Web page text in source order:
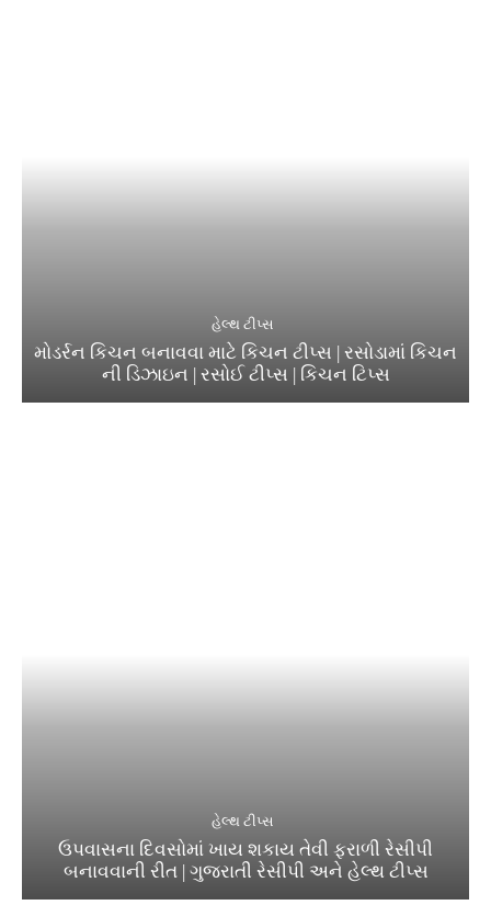
હેલ્થ ટીપ્સ
મોડર્રન કિચન બનાવવા માટે કિચન ટીપ્સ | રસોડામાં કિચન
ની ડિઝાઇન | રસોઈ ટીપ્સ | કિચન ટિપ્સ
હેલ્થ ટીપ્સ
ઉપવાસના દિવસોમાં ખાય શકાય તેવી ફરાળી રેસીપી
બનાવવાની રીત | ગુજરાતી રેસીપી અને હેલ્થ ટીપ્સ